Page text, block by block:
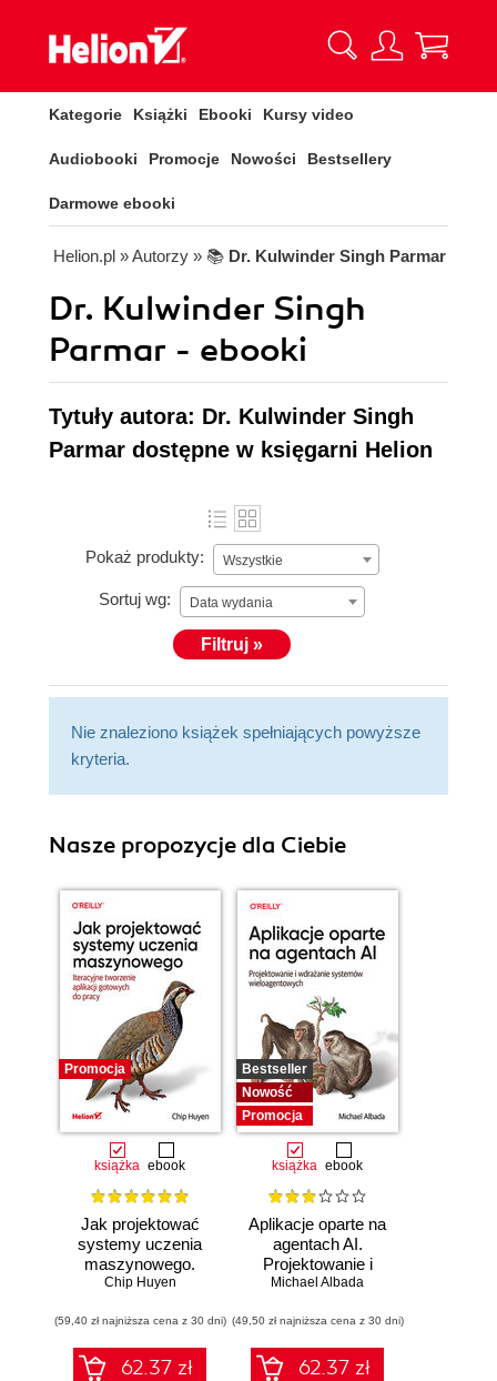
Kategorie Książki Ebooki Kursy video
Audiobooki Promocje Nowości Bestsellery
Darmowe ebooki
Helion.pl » Autorzy » 📚 Dr. Kulwinder Singh Parmar
Dr. Kulwinder Singh
Parmar - ebooki
Tytuły autora: Dr. Kulwinder Singh
Parmar dostępne w księgarni Helion
Pokaż produkty: Wszystkie
Sortuj wg: Data wydania
Filtruj »
Nie znaleziono książek spełniających powyższe
kryteria.
Nasze propozycje dla Ciebie
Promocja
książka ebook
Jak projektować
systemy uczenia
maszynowego.
Iteracyjne
gotowych do pracy
Chip Huyen
(59,40 zł najniższa cena z 30 dni)
62.37 zł
Bestseller
Nowość
Promocja
książka ebook
Aplikacje oparte na
agentach AI.
Projektowanie i
wdrażanie
wieloagentowych
Michael Albada
(49,50 zł najniższa cena z 30 dni)
62.37 zł